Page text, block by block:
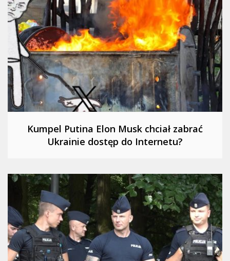
Kumpel Putina Elon Musk chciał zabrać
Ukrainie dostęp do Internetu?